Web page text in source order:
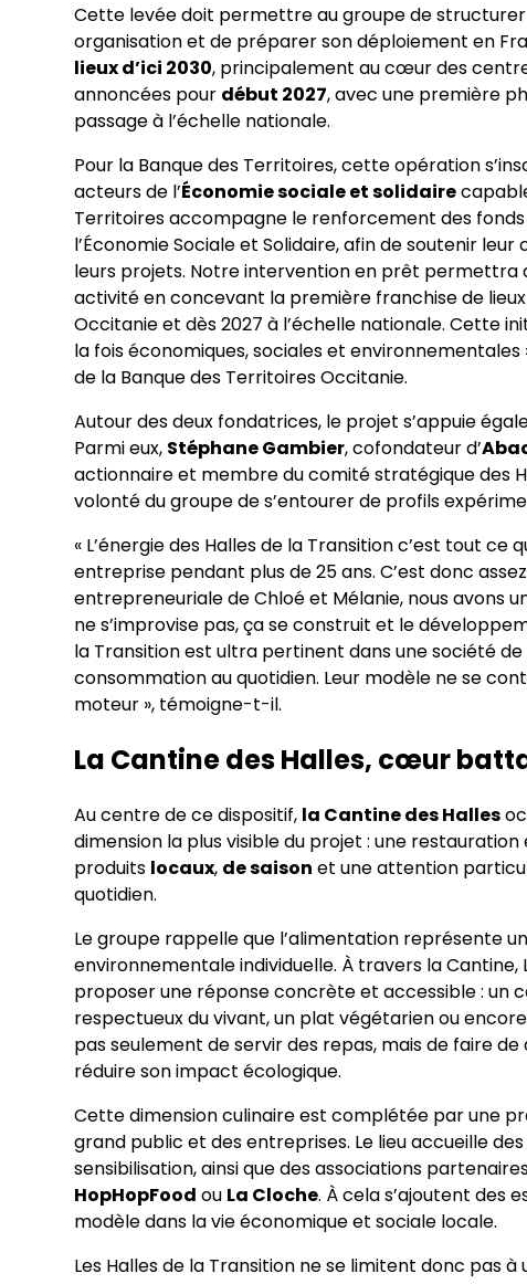
Cette levée doit permettre au groupe de
organisation et de préparer son déploiement en
lieux d’ici 2030, principalement au cœur des
annoncées pour début 2027, avec une première
passage à l’échelle nationale.
Pour la Banque des Territoires, cette opération
acteurs de l’Économie sociale et solidaire
Territoires accompagne le renforcement des
l’Économie Sociale et Solidaire, afin de soutenir
leurs projets. Notre intervention en prêt permettra
activité en concevant la première franchise de
Occitanie et dès 2027 à l’échelle nationale. Cette
la fois économiques, sociales et environnementales
de la Banque des Territoires Occitanie.
Autour des deux fondatrices, le projet s’appuie
Parmi eux, Stéphane Gambier, cofondateur d’
actionnaire et membre du comité stratégique des
volonté du groupe de s’entourer de profils
« L’énergie des Halles de la Transition c’est tout ce
entreprise pendant plus de 25 ans. C’est donc
entrepreneuriale de Chloé et Mélanie, nous avons
ne s’improvise pas, ça se construit et le
la Transition est ultra pertinent dans une société
consommation au quotidien. Leur modèle ne se
moteur », témoigne-t-il.
La Cantine des Halles, cœur
Au centre de ce dispositif, la Cantine des Halles
dimension la plus visible du projet : une
produits locaux, de saison et une attention
quotidien.
Le groupe rappelle que l’alimentation représente
environnementale individuelle. À travers la
proposer une réponse concrète et accessible : un
respectueux du vivant, un plat végétarien ou
pas seulement de servir des repas, mais de faire
réduire son impact écologique.
Cette dimension culinaire est complétée par une
grand public et des entreprises. Le lieu accueille
sensibilisation, ainsi que des associations
HopHopFood ou La Cloche. À cela s’ajoutent des
modèle dans la vie économique et sociale locale.
Les Halles de la Transition ne se limitent donc pas